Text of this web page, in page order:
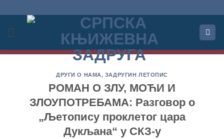
садржај
ДРУГИ О НАМА, ЗАДРУГИН ЛЕТОПИС
РОМАН О ЗЛУ, МОЋИ И
ЗЛОУПОТРЕБАМА: Разговор о
„Љетопису проклетог цара
Дукљана“ у СКЗ-у